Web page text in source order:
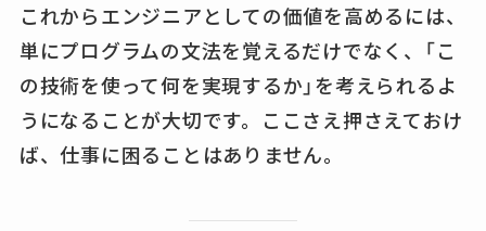
これからエンジニアとしての価値を高めるには、
単にプログラムの文法を覚えるだけでなく、「こ
の技術を使って何を実現するか」を考えられるよ
うになることが大切です。ここさえ押さえておけ
ば、仕事に困ることはありません。